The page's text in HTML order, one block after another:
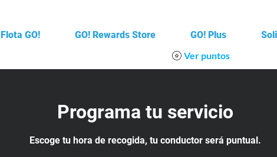
Flota GO! GO! Rewards Store GO! Plus
Ver puntos
Programa tu servicio
Escoge tu hora de recogida, tu conductor será puntual.